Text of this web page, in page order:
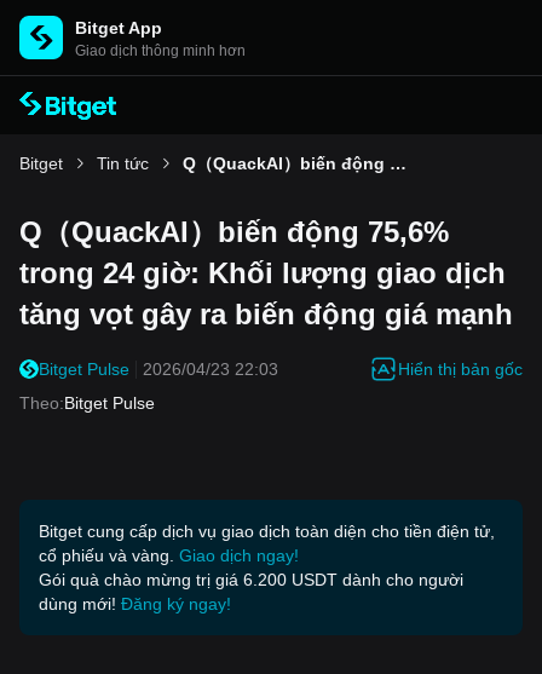
Bitget App
Giao dịch thông minh hơn
Bitget Tin tức Q（QuackAI）biến động 75,6% trong 24 giờ: Khối lượng giao dịch tăng vọt gây ra biến động giá mạnh
Q（QuackAI）biến động 75,6%
trong 24 giờ: Khối lượng giao dịch
tăng vọt gây ra biến động giá mạnh
Bitget Pulse 2026/04/23 22:03
Hiển thị bản gốc
Theo:Bitget Pulse
Bitget cung cấp dịch vụ giao dịch toàn diện cho tiền điện tử,
cổ phiếu và vàng. Giao dịch ngay!
Gói quà chào mừng trị giá 6.200 USDT dành cho người
dùng mới! Đăng ký ngay!